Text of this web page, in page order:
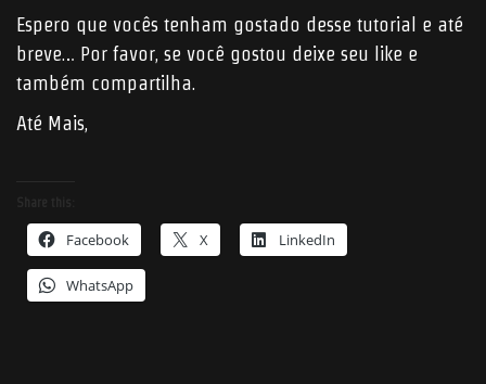
Espero que vocês tenham gostado desse tutorial e até
breve… Por favor, se você gostou deixe seu like e
também compartilha.
Até Mais,
Facebook X LinkedIn
WhatsApp